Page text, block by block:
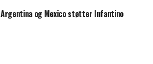
Argentina og Mexico støtter Infantino